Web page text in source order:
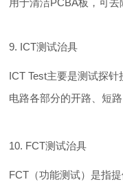
用于清洁PCBA板，可去
9. ICT测试治具
ICT Test主要是测试探
电路各部分的开路、短
10. FCT测试治具
FCT（功能测试）是指